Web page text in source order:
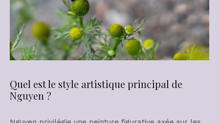
Quel est le style artistique principal de
Nguyen ?